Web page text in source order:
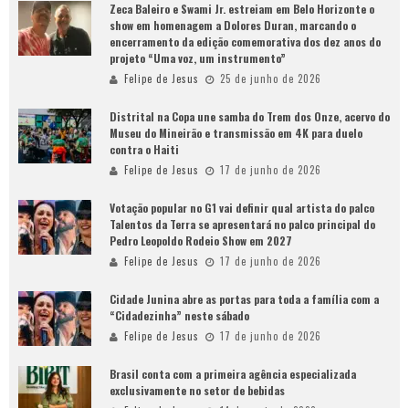
Zeca Baleiro e Swami Jr. estreiam em Belo Horizonte o
show em homenagem a Dolores Duran, marcando o
encerramento da edição comemorativa dos dez anos do
projeto “Uma voz, um instrumento”
Felipe de Jesus 25 de junho de 2026
Distrital na Copa une samba do Trem dos Onze, acervo do
Museu do Mineirão e transmissão em 4K para duelo
contra o Haiti
Felipe de Jesus 17 de junho de 2026
Votação popular no G1 vai definir qual artista do palco
Talentos da Terra se apresentará no palco principal do
Pedro Leopoldo Rodeio Show em 2027
Felipe de Jesus 17 de junho de 2026
Cidade Junina abre as portas para toda a família com a
“Cidadezinha” neste sábado
Felipe de Jesus 17 de junho de 2026
Brasil conta com a primeira agência especializada
exclusivamente no setor de bebidas